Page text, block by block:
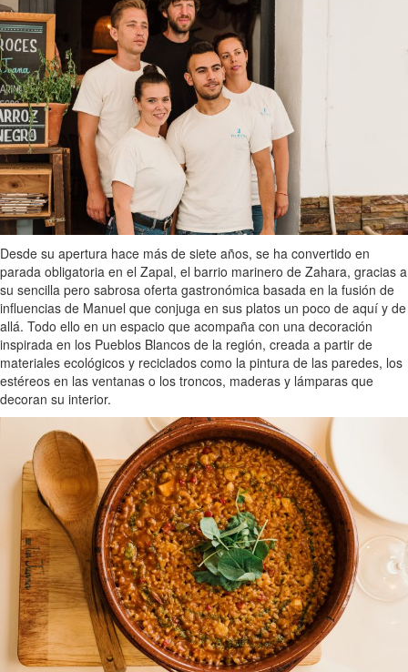
Desde su apertura hace más de siete años, se ha convertido en
parada obligatoria en el Zapal, el barrio marinero de Zahara, gracias a
su sencilla pero sabrosa oferta gastronómica basada en la fusión de
influencias de Manuel que conjuga en sus platos un poco de aquí y de
allá. Todo ello en un espacio que acompaña con una decoración
inspirada en los Pueblos Blancos de la región, creada a partir de
materiales ecológicos y reciclados como la pintura de las paredes, los
estéreos en las ventanas o los troncos, maderas y lámparas que
decoran su interior.